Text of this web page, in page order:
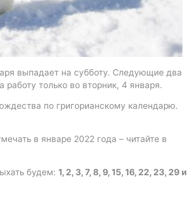
выпадает на субботу. Следующие два
только во вторник, 4 января.
по григорианскому календарю.
в январе 2022 года – читайте в
будем: 1, 2, 3, 7, 8, 9, 15, 16, 22, 23, 29 и